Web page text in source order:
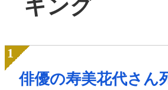
キング
俳優の寿美花代さん